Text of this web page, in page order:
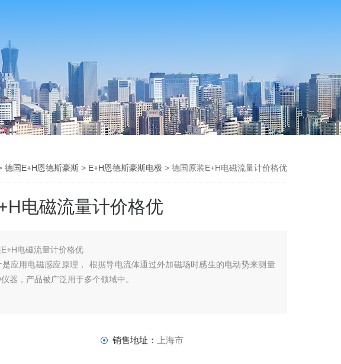
德国E+H恩德斯豪斯> E+H恩德斯豪斯电极 > 德国原装E+H电磁流量计价格优
电磁流量计价格优
电磁流量计价格优
用电磁感应原理， 根据导电流体通过外加磁场时感生的电动势来测量
器，产品被广泛用于多个领域中。
销售地址： 上海市